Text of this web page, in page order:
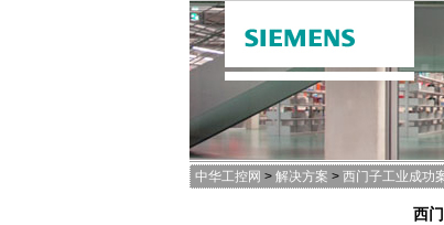
中华工控网 > 解决方案 > 西门子工业成功
西